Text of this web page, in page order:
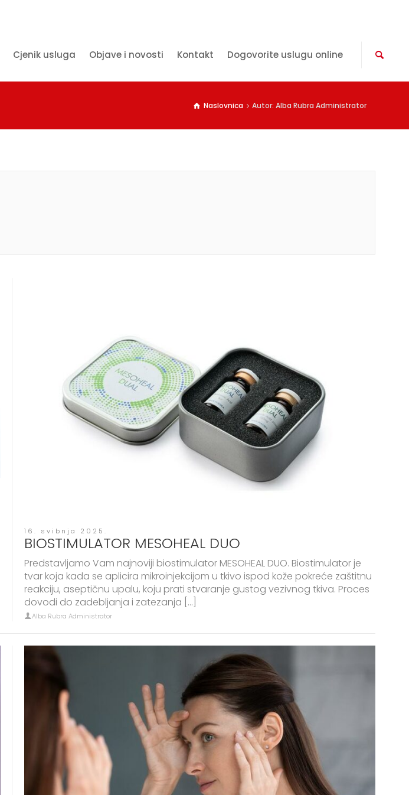
Cjenik usluga Objave i novosti Kontakt Dogovorite uslugu online
Naslovnica Autor: Alba Rubra Administrator
16. svibnja 2025.
BIOSTIMULATOR MESOHEAL DUO
Predstavljamo Vam najnoviji biostimulator MESOHEAL DUO. Biostimulator je
tvar koja kada se aplicira mikroinjekcijom u tkivo ispod kože pokreće zaštitnu
reakciju, aseptičnu upalu, koju prati stvaranje gustog vezivnog tkiva. Proces
dovodi do zadebljanja i zatezanja [...]
Alba Rubra Administrator